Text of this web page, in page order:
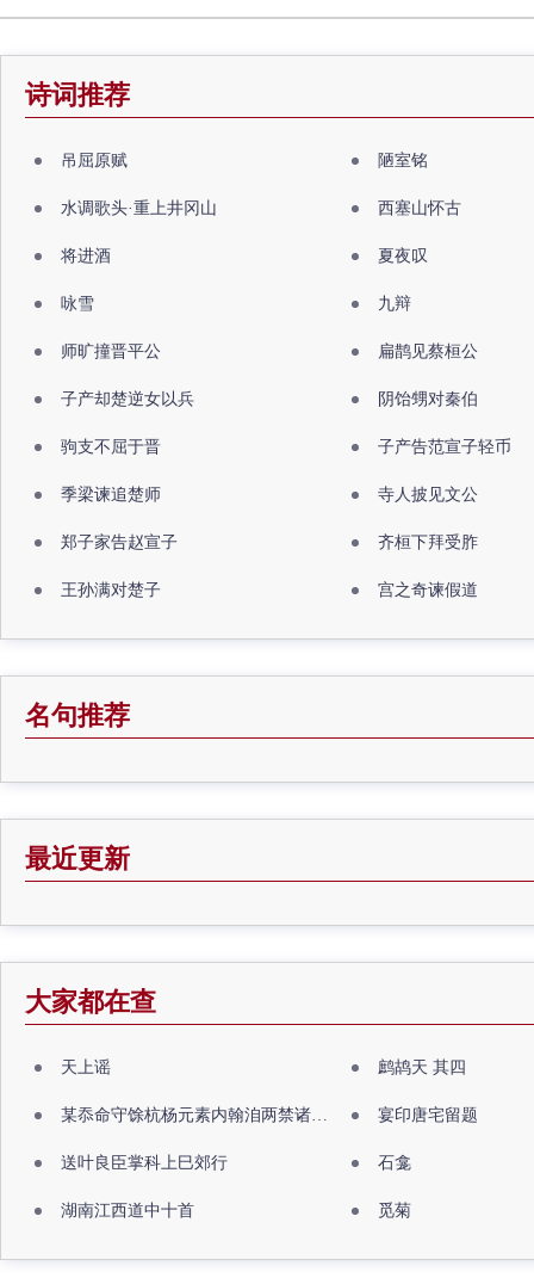
诗词推荐
吊屈原赋 陋室铭
水调歌头·重上井冈山 西塞山怀古
将进酒 夏夜叹
咏雪 九辩
师旷撞晋平公 扁鹊见蔡桓公
子产却楚逆女以兵 阴饴甥对秦伯
驹支不屈于晋 子产告范宣子轻币
季梁谏追楚师 寺人披见文公
郑子家告赵宣子 齐桓下拜受胙
王孙满对楚子 宫之奇谏假道
名句推荐
最近更新
大家都在查
天上谣 鹧鸪天 其四
某忝命守馀杭杨元素内翰洎两禁诸公出祖佛寺 宴印唐宅留题
送叶良臣掌科上巳郊行 石龛
湖南江西道中十首 觅菊